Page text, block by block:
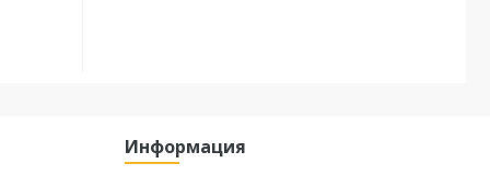
Информация